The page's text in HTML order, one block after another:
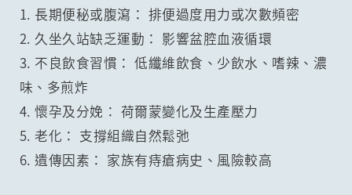
1. 長期便秘或腹瀉： 排便過度用力或次數頻密
2. 久坐久站缺乏運動： 影響盆腔血液循環
3. 不良飲食習慣： 低纖維飲食、少飲水、嗜辣、濃
味、多煎炸
4. 懷孕及分娩： 荷爾蒙變化及生產壓力
5. 老化： 支撐組織自然鬆弛
6. 遺傳因素： 家族有痔瘡病史、風險較高